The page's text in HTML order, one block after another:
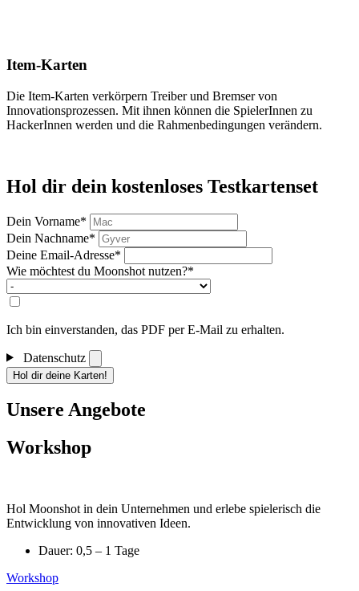
Item-Karten
Die Item-Karten verkörpern Treiber und Bremser von
Innovationsprozessen. Mit ihnen können die SpielerInnen zu
HackerInnen werden und die Rahmenbedingungen verändern.
Hol dir dein kostenloses Testkartenset
Dein Vorname*
Dein Nachname*
Deine Email-Adresse*
Wie möchtest du Moonshot nutzen?*
Ich bin einverstanden, das PDF per E-Mail zu erhalten.
Datenschutz
Hol dir deine Karten!
Unsere Angebote
Workshop
Hol Moonshot in dein Unternehmen und erlebe spielerisch die
Entwicklung von innovativen Ideen.
Dauer: 0,5 – 1 Tage
Workshop